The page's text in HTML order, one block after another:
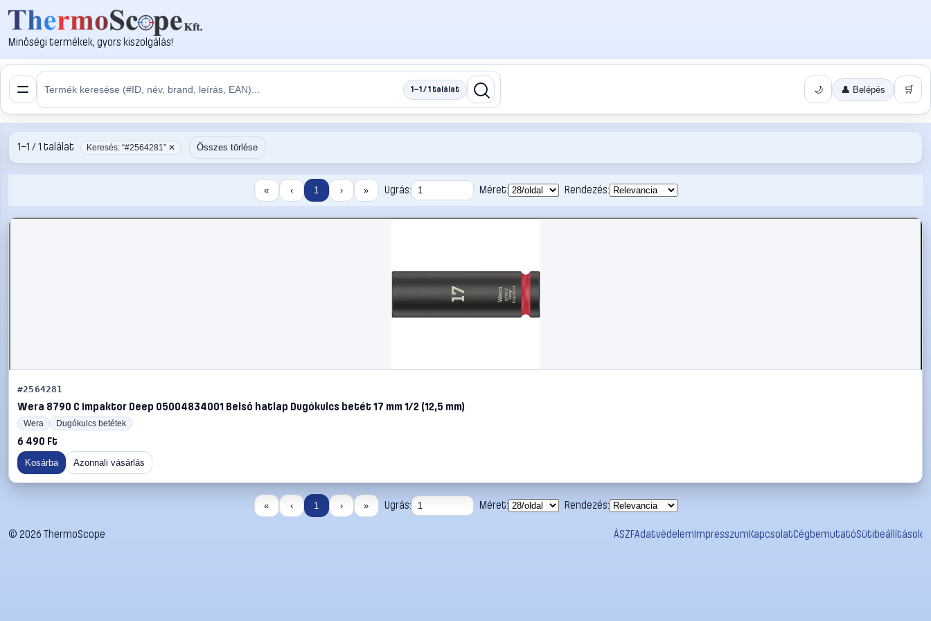
Minőségi termékek, gyors kiszolgálás!
1–1 / 1 találat 🌙 👤 Belépés 🛒
1–1 / 1 találat Keresés: “#2564281” ✕ Összes törlése
« ‹ 1 › » Ugrás: Méret: Rendezés:
#2564281
Wera 8790 C Impaktor Deep 05004834001 Belső hatlap Dugókulcs betét 17 mm 1/2 (12,5 mm)
Wera Dugókulcs betétek
6 490 Ft
Kosárba Azonnali vásárlás
« ‹ 1 › » Ugrás: Méret: Rendezés:
© 2026 ThermoScope ÁSZFAdatvédelemImpresszumKapcsolatCégbemutatóSütibeállítások